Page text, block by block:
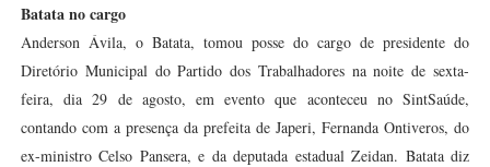
Batata no cargo
Anderson Ávila, o Batata, tomou posse do cargo de presidente do
Diretório Municipal do Partido dos Trabalhadores na noite de sexta-
feira, dia 29 de agosto, em evento que aconteceu no SintSaúde,
contando com a presença da prefeita de Japeri, Fernanda Ontiveros, do
ex-ministro Celso Pansera, e da deputada estadual Zeidan. Batata diz